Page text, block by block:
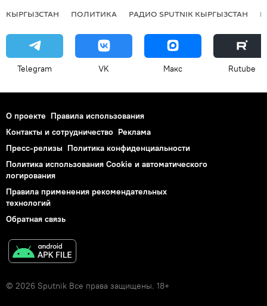
КЫРГЫЗСТАН ПОЛИТИКА РАДИО SPUTNIK КЫРГЫЗСТАН
Telegram VK Макс Rutube
О проекте Правила использования
Контакты и сотрудничество Реклама
Пресс-релизы Политика конфиденциальности
Политика использования Cookie и автоматического
логирования
Правила применения рекомендательных
технологий
Обратная связь
© 2026 Sputnik Все права защищены. 18+